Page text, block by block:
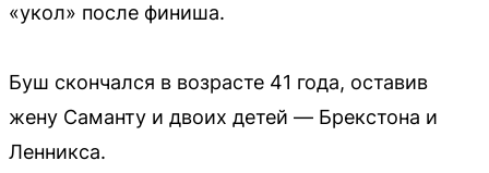
«укол» после финиша.
Буш скончался в возрасте 41 года, оставив
жену Саманту и двоих детей — Брекстона и
Ленникса.